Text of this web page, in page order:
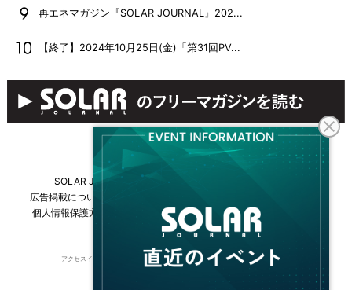
再エネマガジン『SOLAR JOURNAL』202...
【終了】2024年10月25日(金)「第31回PV...
SOLAR JOURNALについて
広告掲載について
個人情報保護方針
運営会社・媒体一覧 For overseas customers
アクセスインターナショナルは持続可能な開発目標（SDGs）を支援しています。